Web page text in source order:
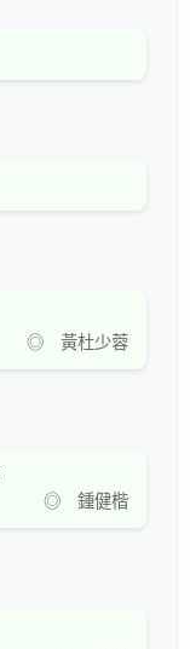
◎ 黃杜少蓉
◎ 鍾健楷